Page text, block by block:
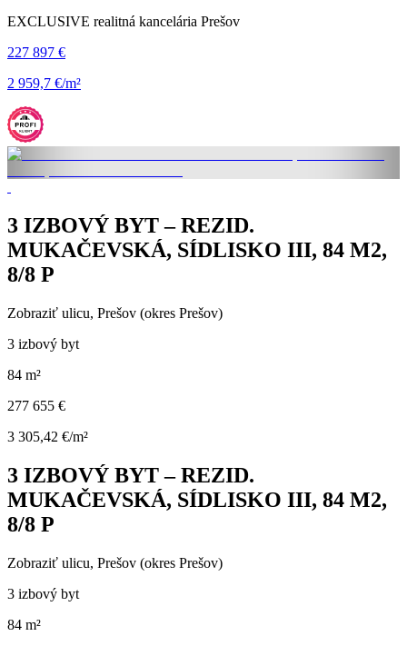
EXCLUSIVE realitná kancelária Prešov
227 897 €
2 959,7 €/m²
3 IZBOVÝ BYT – REZID.
MUKAČEVSKÁ, SÍDLISKO III, 84 M2,
8/8 P
Zobraziť ulicu, Prešov (okres Prešov)
3 izbový byt
84 m²
277 655 €
3 305,42 €/m²
3 IZBOVÝ BYT – REZID.
MUKAČEVSKÁ, SÍDLISKO III, 84 M2,
8/8 P
Zobraziť ulicu, Prešov (okres Prešov)
3 izbový byt
84 m²